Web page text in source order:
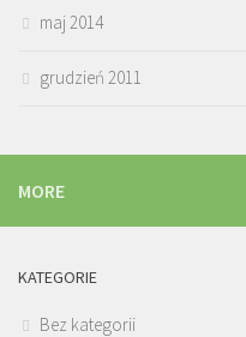
maj 2014
grudzień 2011
MORE
KATEGORIE
Bez kategorii